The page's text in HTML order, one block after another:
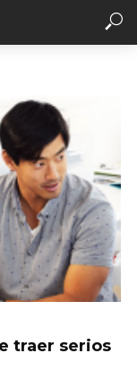
traer serios